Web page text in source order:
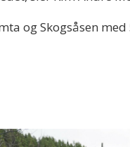
og Skogsåsen